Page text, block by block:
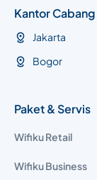
Kantor Cabang
Jakarta
Bogor
Paket & Servis
Wifiku Retail
Wifiku Business